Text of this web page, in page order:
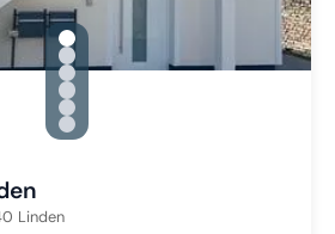
gallery.slide_selector
Zu Slide 1 wechseln
Zu Slide 2 wechseln
Zu Slide 3 wechseln
Zu Slide 4 wechseln
Zu Slide 5 wechseln
Zu Slide 6 wechseln
Linden